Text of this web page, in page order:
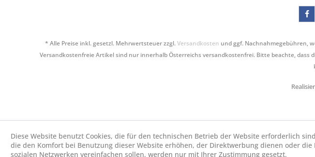
* Alle Preise inkl. gesetzl. Mehrwertsteuer zzgl.Versandkosten und ggf. Nachnahmegebühren,
Versandkostenfreie Artikel sind nur innerhalb Österreichs versandkostenfrei. Bitte beachte,
Diese Website benutzt Cookies, die für den technischen Betrieb der Website erforderlich
die den Komfort bei Benutzung dieser Website erhöhen, der Direktwerbung dienen oder
sozialen Netzwerken vereinfachen sollen, werden nur mit Ihrer Zustimmung gesetzt.